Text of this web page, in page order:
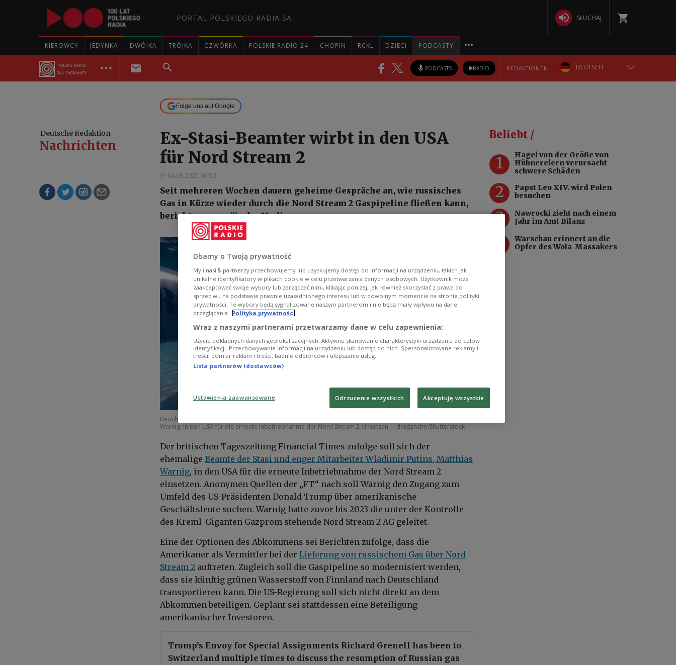
PORTAL POLSKIEGO RADIA SA SŁUCHAJ
KIEROWCY JEDYNKA DWÓJKA TRÓJKA CZWÓRKA POLSKIE RADIO 24 CHOPIN RCKL DZIECI PODCASTY
PODCASTS RADIO REDAKTIONEN: DEUTSCH
БЕЛАРУСКАЯ
Folge uns auf Google
Deutsche Redaktion
Nachrichten
Ex-Stasi-Beamter wirbt in den USA
für Nord Stream 2
04.03.2025 06:50
Seit mehreren Wochen dauern geheime Gespräche an, wie russisches
Gas in Kürze wieder durch die Nord Stream 2 Gaspipeline fließen kann,
berichten europäische Medien.
Berichten zufolge soll sich der ehemalige Beamte der Stasi und enger Mitarbeiter Wladimir Putins, Matthias
Warnig, in den USA für die erneute Inbetriebnahme der Nord Stream 2 einsetzen.
dragancfm/Shutterstock
Der britischen Tageszeitung Financial Times zufolge soll sich der
ehemalige Beamte der Stasi und enger Mitarbeiter Wladimir Putins, Matthias
Warnig, in den USA für die erneute Inbetriebnahme der Nord Stream 2
einsetzen. Anonymen Quellen der „FT“ nach soll Warnig den Zugang zum
Umfeld des US-Präsidenten Donald Trump über amerikanische
Geschäftsleute suchen. Warnig hatte zuvor bis 2023 die unter der Kontrolle
des Kreml-Giganten Gazprom stehende Nord Stream 2 AG geleitet.
Eine der Optionen des Abkommens sei Berichten zufolge, dass die
Amerikaner als Vermittler bei der Lieferung von russischem Gas über Nord
Stream 2 auftreten. Zugleich soll die Gaspipeline so modernisiert werden,
dass sie künftig grünen Wasserstoff von Finnland nach Deutschland
transportieren kann. Die US-Regierung soll sich nicht direkt an dem
Abkommen beteiligen. Geplant sei stattdessen eine Beteiligung
amerikanischer Investoren.
Trump’s Envoy for Special Assignments Richard Grenell has been to
Switzerland multiple times to discuss the resumption of Russian gas
Beliebt /
1
Hagel von der Größe von
Hühnereiern verursacht
schwere Schäden
2
Papst Leo XIV. wird Polen
besuchen
3
Nawrocki zieht nach einem
Jahr im Amt Bilanz
Warschau erinnert an die
Opfer des Wola-Massakers
Dbamy o Twoją prywatność
My i nasi 5 partnerzy przechowujemy lub uzyskujemy dostęp do informacji na urządzeniu, takich jak
unikalne identyfikatory w plikach cookie w celu przetwarzania danych osobowych. Użytkownik może
zaakceptować swoje wybory lub zarządzać nimi, klikając poniżej, jak również skorzystać z prawa do
sprzeciwu na podstawie prawnie uzasadnionego interesu lub w dowolnym momencie na stronie polityki
prywatności. Te wybory będą sygnalizowane naszym partnerom i nie będą miały wpływu na dane
przeglądania. Polityka prywatności
Wraz z naszymi partnerami przetwarzamy dane w celu zapewnienia:
Użycie dokładnych danych geolokalizacyjnych. Aktywne skanowanie charakterystyki urządzenia do celów
identyfikacji. Przechowywanie informacji na urządzeniu lub dostęp do nich. Spersonalizowane reklamy i
treści, pomiar reklam i treści, badnie odbiorców i ulepszanie usług.
Lista partnerów (dostawców)
Ustawienia zaawansowane Odrzucenie wszystkich Akceptuję wszystkie